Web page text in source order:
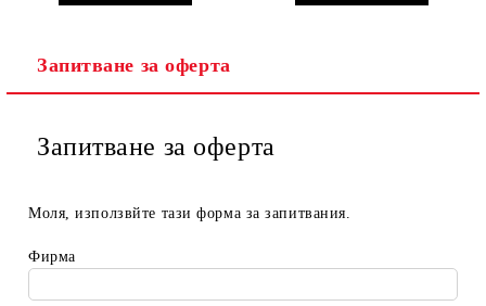
Запитване за оферта
Запитване за оферта
Моля, използвйте тази форма за запитвания.
Фирма